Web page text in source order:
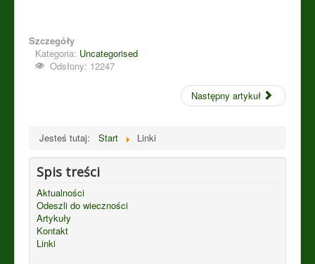
Szczegóły
Kategoria: Uncategorised
Odsłony: 12247
Następny artykuł
Jesteś tutaj: Start Linki
Spis treści
Aktualności
Odeszli do wieczności
Artykuły
Kontakt
Linki